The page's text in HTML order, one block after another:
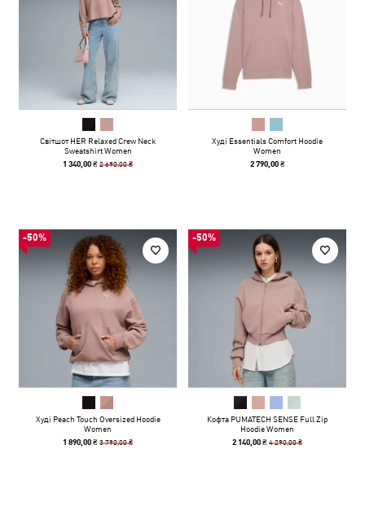
Світшот HER Relaxed Crew Neck
Sweatshirt Women
1 340,00 ₴2 690,00 ₴
Худі Essentials Comfort Hoodie
Women
2 790,00 ₴
-50%
Худі Peach Touch Oversized Hoodie
Women
1 890,00 ₴3 790,00 ₴
-50%
Кофта PUMATECH SENSE Full Zip
Hoodie Women
2 140,00 ₴4 290,00 ₴